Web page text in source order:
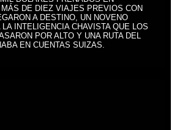
DE DIEZ VIAJES PREVIOS CON
A DESTINO, UN NOVENO
INTELIGENCIA CHAVISTA QUE LOS
POR ALTO Y UNA RUTA DEL
EN CUENTAS SUIZAS.